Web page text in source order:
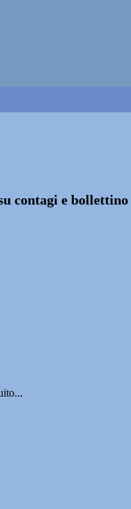
contagi e